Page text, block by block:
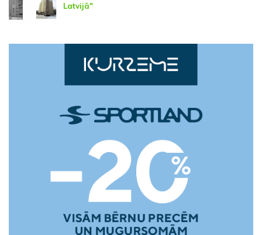
Latvijā"